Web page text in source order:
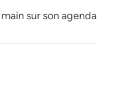
sur son agenda